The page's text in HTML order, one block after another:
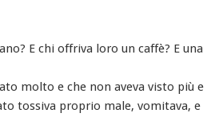
E chi offriva loro un caffè? E una
molto e che non aveva visto più e
tossiva proprio male, vomitava, e